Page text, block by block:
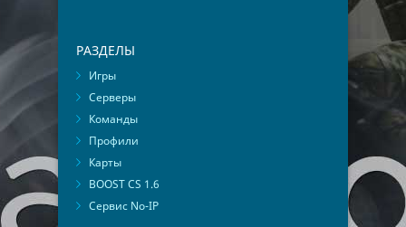
РАЗДЕЛЫ
Игры
Серверы
Команды
Профили
Карты
BOOST CS 1.6
Сервис No-IP